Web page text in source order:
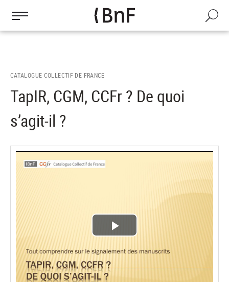
contenu
Recherche
CATALOGUE COLLECTIF DE FRANCE
TapIR, CGM, CCFr ? De quoi
s’agit-il ?
Lire
la